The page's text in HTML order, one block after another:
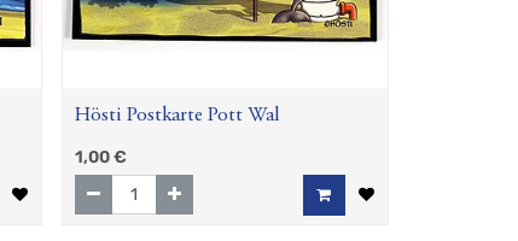
Hösti Postkarte Pott Wal
1,00€